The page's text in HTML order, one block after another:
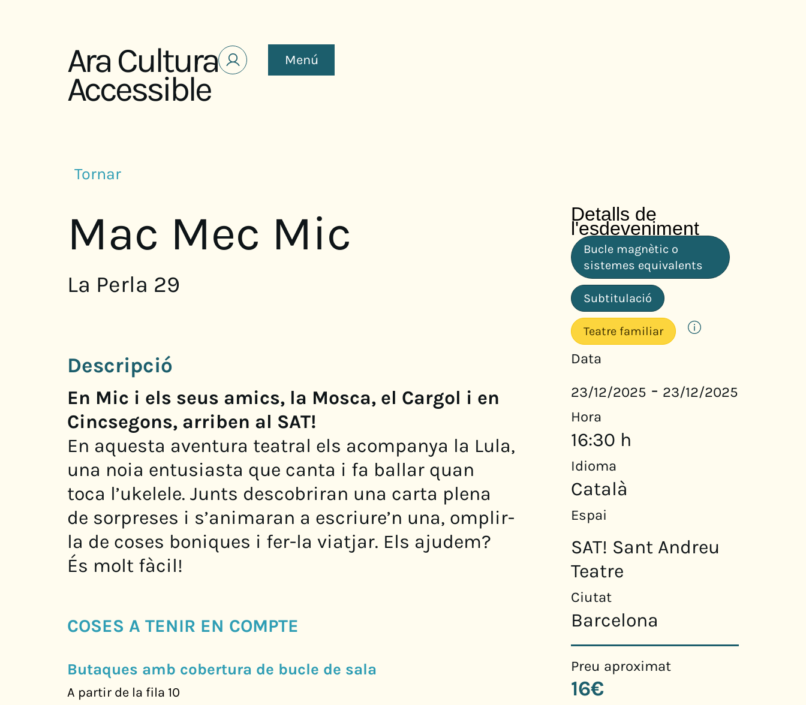
Ara Cultura
Accessible
Menú
Tornar
Mac Mec Mic
La Perla 29
Descripció
En Mic i els seus amics, la Mosca, el Cargol i en
Cincsegons, arriben al SAT!
En aquesta aventura teatral els acompanya la Lula,
una noia entusiasta que canta i fa ballar quan
toca l’ukelele. Junts descobriran una carta plena
de sorpreses i s’animaran a escriure’n una, omplir-
la de coses boniques i fer-la viatjar. Els ajudem?
És molt fàcil!
COSES A TENIR EN COMPTE
Butaques amb cobertura de bucle de sala
A partir de la fila 10
Detalls de
l'esdeveniment
Bucle magnètic o
sistemes equivalents
Subtitulació
Teatre familiar
Data
23/12/2025 - 23/12/2025
Hora
16:30 h
Idioma
Català
Espai
SAT! Sant Andreu
Teatre
Ciutat
Barcelona
Preu aproximat
16€